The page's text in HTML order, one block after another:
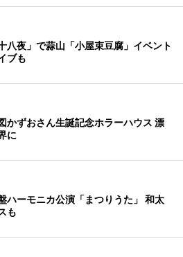
八夜」で蒜山「小屋束豆腐」イベント
ブも
かずおさん生誕記念ホラーハウス 漂
に
ハーモニカ公演「まつりうた」 和太
も